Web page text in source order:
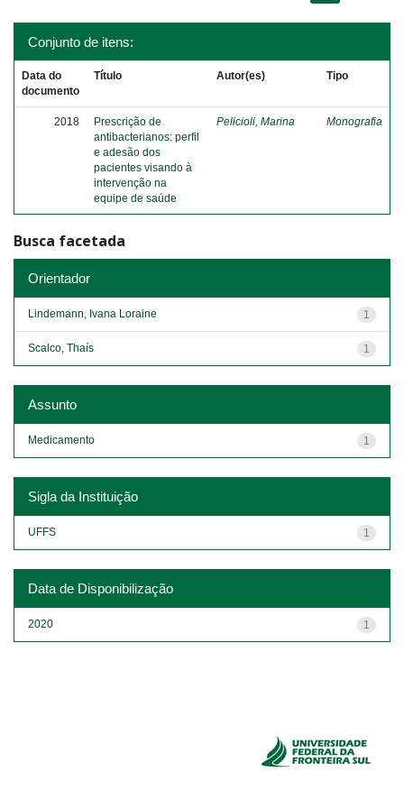
Conjunto de itens:
Data do
documento
Título Autor(es) Tipo
2018
Prescrição de
antibacterianos: perfil
e adesão dos
pacientes visando à
intervenção na
equipe de saúde
Pelicioli, Marina Monografia
Busca facetada
Orientador
1
Lindemann, Ivana Loraine
1
Scalco, Thaís
Assunto
1
Medicamento
Sigla da Instituição
1
UFFS
Data de Disponibilização
1
2020